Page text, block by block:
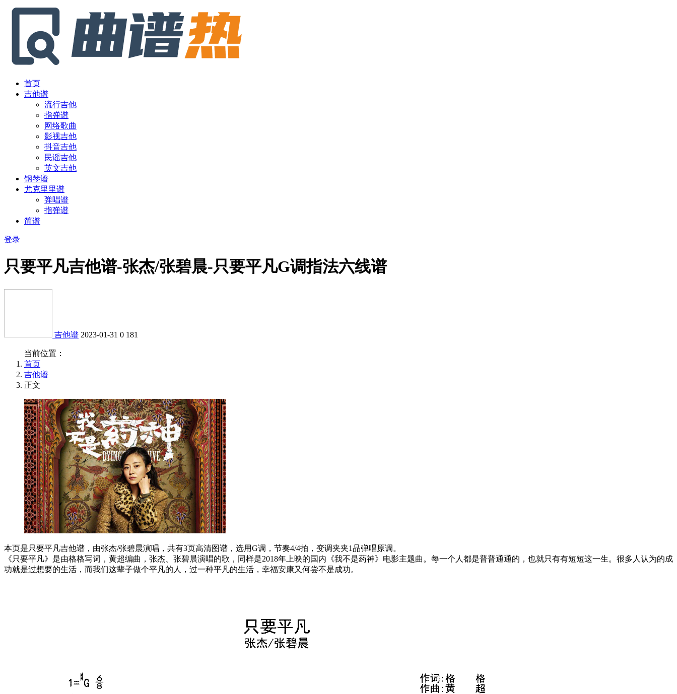
首页
吉他谱
流行吉他
指弹谱
网络歌曲
影视吉他
抖音吉他
民谣吉他
英文吉他
钢琴谱
尤克里里谱
弹唱谱
指弹谱
简谱
登录
只要平凡吉他谱-张杰/张碧晨-只要平凡G调指法六线谱
吉他谱 2023-01-31 0 181
当前位置：
首页
吉他谱
正文
本页是只要平凡吉他谱，由张杰/张碧晨演唱，共有3页高清图谱，选用G调，节奏4/4拍，变调夹夹1品弹唱原调。
《只要平凡》是由格格写词，黄超编曲，张杰、张碧晨演唱的歌，同样是2018年上映的国内《我不是药神》电影主题曲。每一个人都是普普通通的，也就只有有短短这一生。很多人认为的成
功就是过想要的生活，而我们这辈子做个平凡的人，过一种平凡的生活，幸福安康又何尝不是成功。